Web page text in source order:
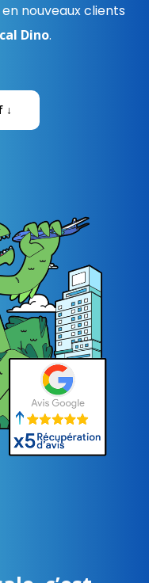
nouveaux clients
Dino.
↓